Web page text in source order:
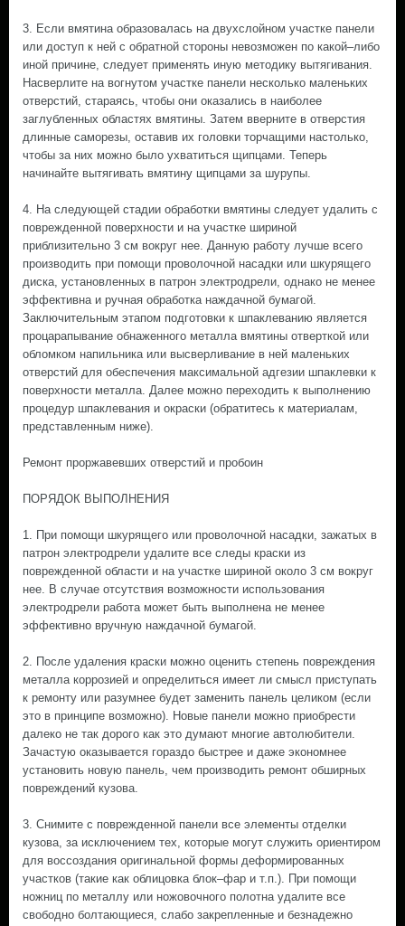
3. Если вмятина образовалась на двухслойном участке панели
или доступ к ней с обратной стороны невозможен по какой–либо
иной причине, следует применять иную методику вытягивания.
Насверлите на вогнутом участке панели несколько маленьких
отверстий, стараясь, чтобы они оказались в наиболее
заглубленных областях вмятины. Затем вверните в отверстия
длинные саморезы, оставив их головки торчащими настолько,
чтобы за них можно было ухватиться щипцами. Теперь
начинайте вытягивать вмятину щипцами за шурупы.
4. На следующей стадии обработки вмятины следует удалить с
поврежденной поверхности и на участке шириной
приблизительно 3 см вокруг нее. Данную работу лучше всего
производить при помощи проволочной насадки или шкурящего
диска, установленных в патрон электродрели, однако не менее
эффективна и ручная обработка наждачной бумагой.
Заключительным этапом подготовки к шпаклеванию является
процарапывание обнаженного металла вмятины отверткой или
обломком напильника или высверливание в ней маленьких
отверстий для обеспечения максимальной адгезии шпаклевки к
поверхности металла. Далее можно переходить к выполнению
процедур шпаклевания и окраски (обратитесь к материалам,
представленным ниже).
Ремонт проржавевших отверстий и пробоин
ПОРЯДОК ВЫПОЛНЕНИЯ
1. При помощи шкурящего или проволочной насадки, зажатых в
патрон электродрели удалите все следы краски из
поврежденной области и на участке шириной около 3 см вокруг
нее. В случае отсутствия возможности использования
электродрели работа может быть выполнена не менее
эффективно вручную наждачной бумагой.
2. После удаления краски можно оценить степень повреждения
металла коррозией и определиться имеет ли смысл приступать
к ремонту или разумнее будет заменить панель целиком (если
это в принципе возможно). Новые панели можно приобрести
далеко не так дорого как это думают многие автолюбители.
Зачастую оказывается гораздо быстрее и даже экономнее
установить новую панель, чем производить ремонт обширных
повреждений кузова.
3. Снимите с поврежденной панели все элементы отделки
кузова, за исключением тех, которые могут служить ориентиром
для воссоздания оригинальной формы деформированных
участков (такие как облицовка блок–фар и т.п.). При помощи
ножниц по металлу или ножовочного полотна удалите все
свободно болтающиеся, слабо закрепленные и безнадежно